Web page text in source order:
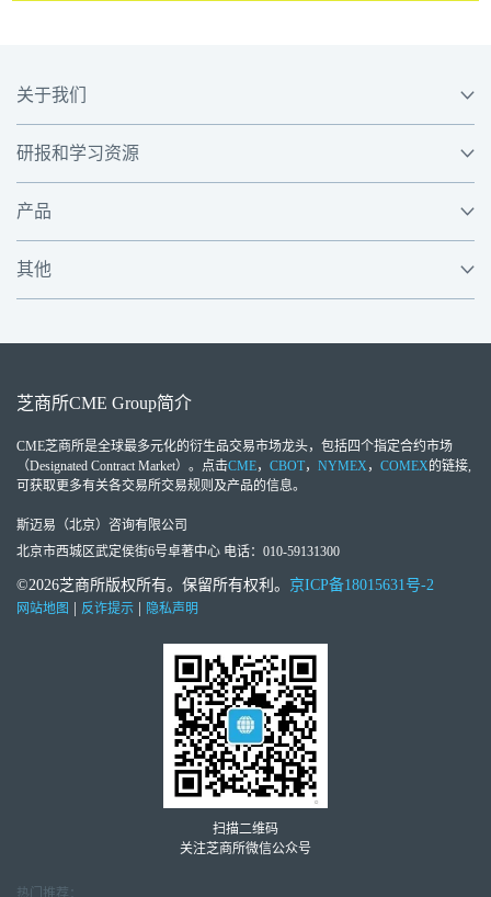
关于我们
研报和学习资源
产品
其他
芝商所CME Group简介
CME芝商所是全球最多元化的衍生品交易市场龙头，包括四个指定合约市场
（Designated Contract Market）。点击CME， CBOT， NYMEX， COMEX的链接,
可获取更多有关各交易所交易规则及产品的信息。
斯迈易（北京）咨询有限公司
北京市西城区武定侯街6号卓著中心 电话：010-59131300
©2026芝商所版权所有。保留所有权利。 京ICP备18015631号-2
网站地图 反诈提示 隐私声明
扫描二维码
关注芝商所微信公众号
热门推荐：